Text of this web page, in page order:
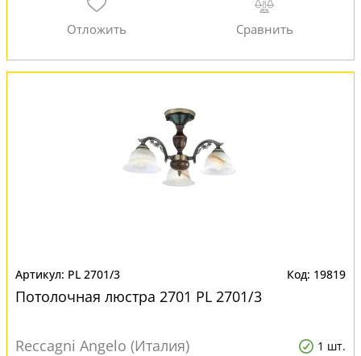
PL 2701/3 19819
Потолочная люстра 2701 PL 2701/3
Reccagni Angelo (Италия) 1 шт.